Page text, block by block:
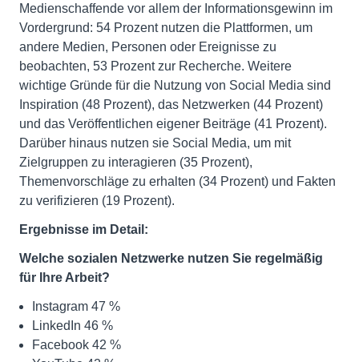
Medienschaffende vor allem der Informationsgewinn im
Vordergrund: 54 Prozent nutzen die Plattformen, um
andere Medien, Personen oder Ereignisse zu
beobachten, 53 Prozent zur Recherche. Weitere
wichtige Gründe für die Nutzung von Social Media sind
Inspiration (48 Prozent), das Netzwerken (44 Prozent)
und das Veröffentlichen eigener Beiträge (41 Prozent).
Darüber hinaus nutzen sie Social Media, um mit
Zielgruppen zu interagieren (35 Prozent),
Themenvorschläge zu erhalten (34 Prozent) und Fakten
zu verifizieren (19 Prozent).
Ergebnisse im Detail:
Welche sozialen Netzwerke nutzen Sie regelmäßig
für Ihre Arbeit?
Instagram 47 %
LinkedIn 46 %
Facebook 42 %